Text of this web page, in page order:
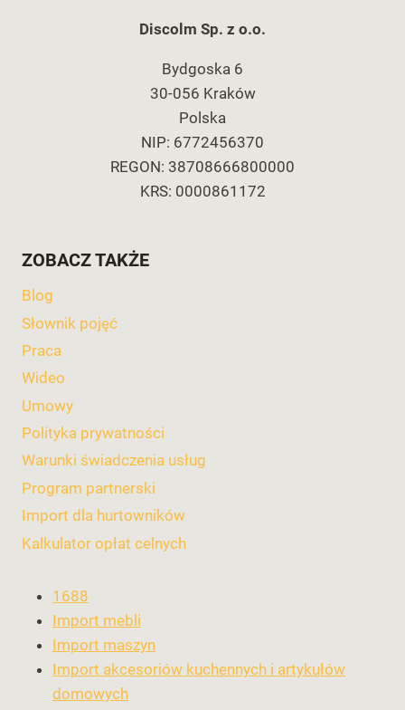
Discolm Sp. z o.o.
Bydgoska 6
30-056 Kraków
Polska
NIP: 6772456370
REGON: 38708666800000
KRS: 0000861172
ZOBACZ TAKŻE
Blog
Słownik pojęć
Praca
Wideo
Umowy
Polityka prywatności
Warunki świadczenia usług
Program partnerski
Import dla hurtowników
Kalkulator opłat celnych
1688
Import mebli
Import maszyn
Import akcesoriów kuchennych i artykułów
domowych